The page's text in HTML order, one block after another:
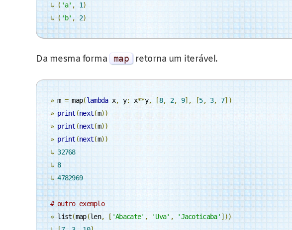
↳ ('a', 1)
↳ ('b', 2)
Da mesma forma map retorna um iterável.
» m = map(lambda x, y: x**y, [8, 2, 9], [5, 3, 7])
» print(next(m))
» print(next(m))
» print(next(m))
↳ 32768
↳ 8
↳ 4782969
# outro exemplo
» list(map(len, ['Abacate', 'Uva', 'Jacoticaba']))